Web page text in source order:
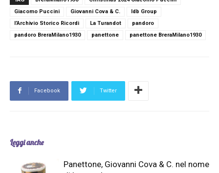
Giacomo Puccini
Giovanni Cova & C.
Idb Group
l’Archivio Storico Ricordi
La Turandot
pandoro
pandoro BreraMilano1930
panettone panettone BreraMilano1930
Facebook Twitter
Leggi anche
Panettone, Giovanni Cova & C. nel nome